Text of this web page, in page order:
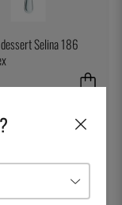
Selina 186